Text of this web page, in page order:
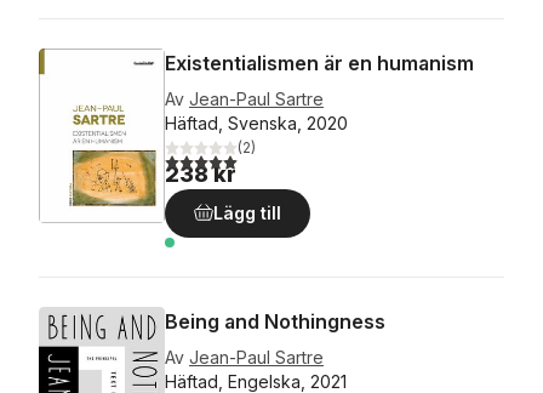
Existentialismen är en humanism
Av Jean-Paul Sartre
Häftad, Svenska, 2020
5,0utav 5 stjärnor. Totalt antal röster:
(2)
238 kr
Lägg till
Being and Nothingness
Av Jean-Paul Sartre
Häftad, Engelska, 2021